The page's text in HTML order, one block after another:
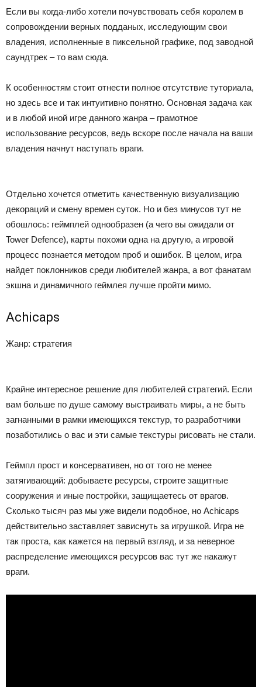
Если вы когда-либо хотели почувствовать себя королем в
сопровождении верных подданых, исследующим свои
владения, исполненные в пиксельной графике, под заводной
саундтрек – то вам сюда.
К особенностям стоит отнести полное отсутствие туториала,
но здесь все и так интуитивно понятно. Основная задача как
и в любой иной игре данного жанра – грамотное
использование ресурсов, ведь вскоре после начала на ваши
владения начнут наступать враги.
Отдельно хочется отметить качественную визуализацию
декораций и смену времен суток. Но и без минусов тут не
обошлось: геймплей однообразен (а чего вы ожидали от
Tower Defence), карты похожи одна на другую, а игровой
процесс познается методом проб и ошибок. В целом, игра
найдет поклонников среди любителей жанра, а вот фанатам
экшна и динамичного геймлея лучше пройти мимо.
Achicaps
Жанр: стратегия
Крайне интересное решение для любителей стратегий. Если
вам больше по душе самому выстраивать миры, а не быть
загнанными в рамки имеющихся текстур, то разработчики
позаботились о вас и эти самые текстуры рисовать не стали.
Геймпл прост и консервативен, но от того не менее
затягивающий: добываете ресурсы, строите защитные
сооружения и иные постройки, защищаетесь от врагов.
Сколько тысяч раз мы уже видели подобное, но Achicaps
действительно заставляет зависнуть за игрушкой. Игра не
так проста, как кажется на первый взгляд, и за неверное
распределение имеющихся ресурсов вас тут же накажут
враги.